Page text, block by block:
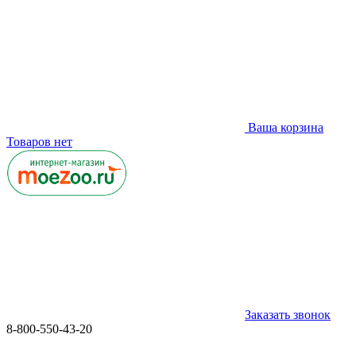
Ваша корзина
Товаров нет
Заказать звонок
8-800-550-43-20